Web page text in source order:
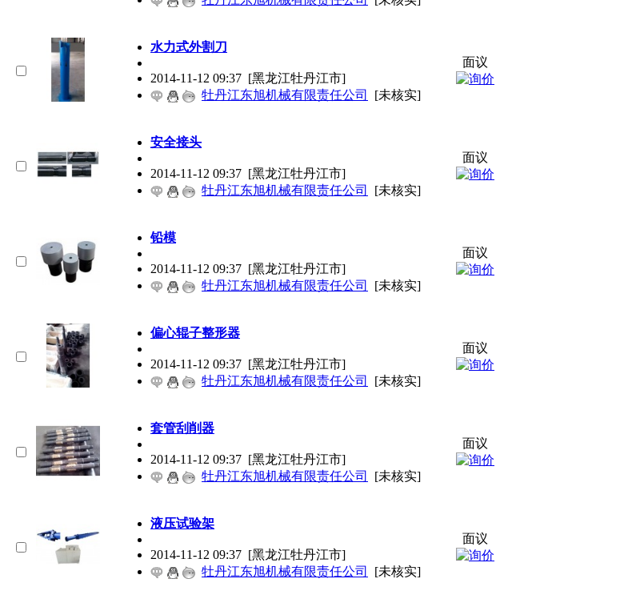
水力式外割刀
2014-11-12 09:37 [黑龙江牡丹江市]
牡丹江东旭机械有限责任公司
[未核实]
面议
安全接头
2014-11-12 09:37 [黑龙江牡丹江市]
牡丹江东旭机械有限责任公司
[未核实]
面议
铅模
2014-11-12 09:37 [黑龙江牡丹江市]
牡丹江东旭机械有限责任公司
[未核实]
面议
偏心辊子整形器
2014-11-12 09:37 [黑龙江牡丹江市]
牡丹江东旭机械有限责任公司
[未核实]
面议
套管刮削器
2014-11-12 09:37 [黑龙江牡丹江市]
牡丹江东旭机械有限责任公司
[未核实]
面议
液压试验架
2014-11-12 09:37 [黑龙江牡丹江市]
牡丹江东旭机械有限责任公司
[未核实]
面议